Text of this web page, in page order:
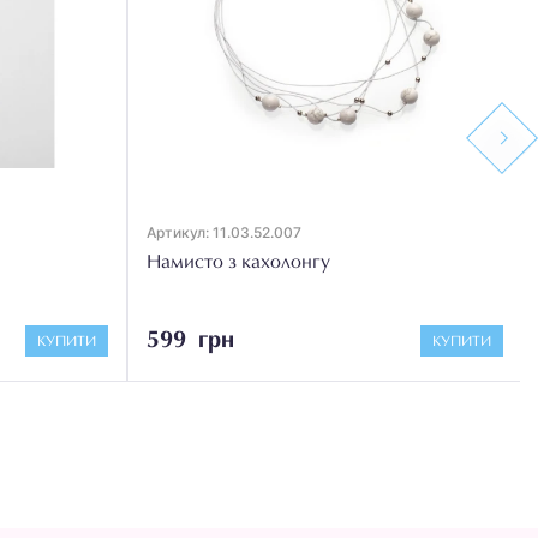
КУПИТИ
Артикул: 11.03.52.007
Намисто з кахолонгу
599 грн КУПИТИ
Next